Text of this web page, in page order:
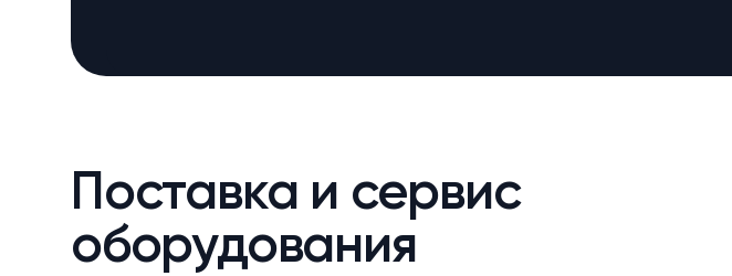
Поставка и сервис
оборудования